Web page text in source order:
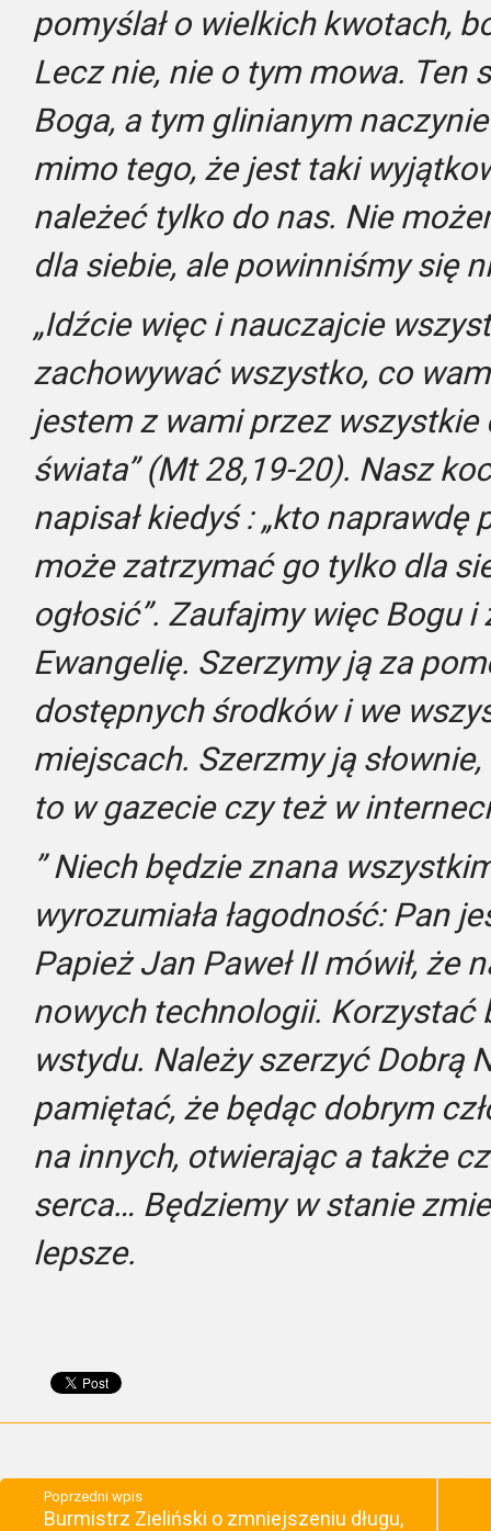
pomyślał o wielkich kwotach,
Lecz nie, nie o tym mowa. Ten
Boga, a tym glinianym
mimo tego, że jest taki
należeć tylko do nas. Nie
dla siebie, ale powinniśmy się
„Idźcie więc i nauczajcie
zachowywać wszystko, co
jestem z wami przez wszystkie
świata” (Mt 28,19-20). Nasz
napisał kiedyś : „kto naprawdę
może zatrzymać go tylko dla
ogłosić”. Zaufajmy więc Bogu
Ewangelię. Szerzymy ją za
dostępnych środków i we
miejscach. Szerzmy ją
to w gazecie czy też w
” Niech będzie znana
wyrozumiała łagodność: Pan
Papież Jan Paweł II mówił, że
nowych technologii. Korzystać
wstydu. Należy szerzyć Dobrą
pamiętać, że będąc dobrym
na innych, otwierając a także
serca… Będziemy w stanie
lepsze.
Poprzedni wpis
Burmistrz Zieliński o zmniejszeniu długu,